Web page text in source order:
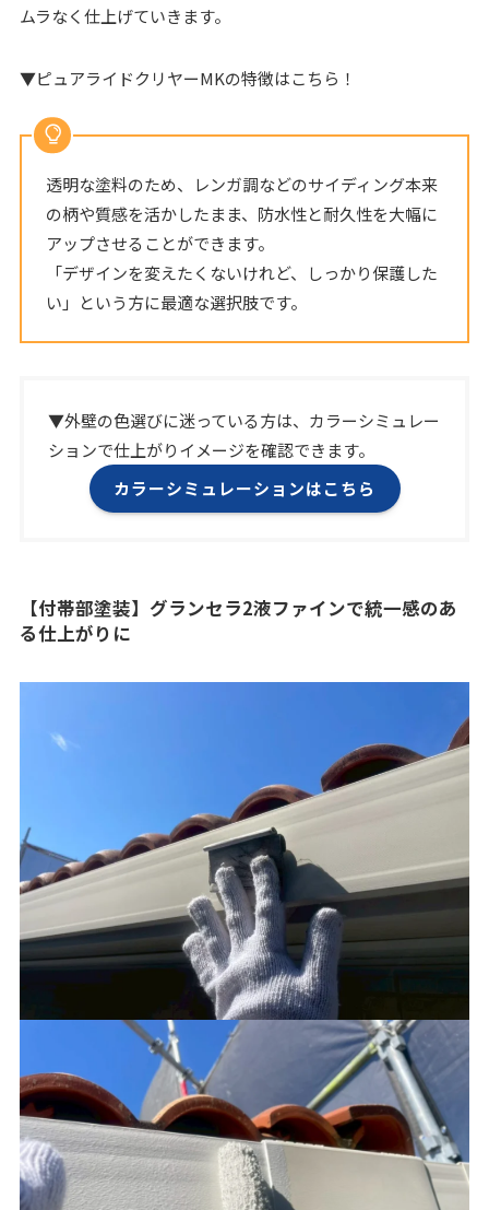
ムラなく仕上げていきます。
▼ピュアライドクリヤーMKの特徴はこちら！
透明な塗料のため、レンガ調などのサイディング本来
の柄や質感を活かしたまま、防水性と耐久性を大幅に
アップさせることができます。
「デザインを変えたくないけれど、しっかり保護した
い」という方に最適な選択肢です。
▼外壁の色選びに迷っている方は、カラーシミュレー
ションで仕上がりイメージを確認できます。
カラーシミュレーションはこちら
【付帯部塗装】グランセラ2液ファインで統一感のあ
る仕上がりに